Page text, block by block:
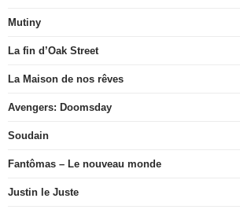
Mutiny
La fin d’Oak Street
La Maison de nos rêves
Avengers: Doomsday
Soudain
Fantômas – Le nouveau monde
Justin le Juste